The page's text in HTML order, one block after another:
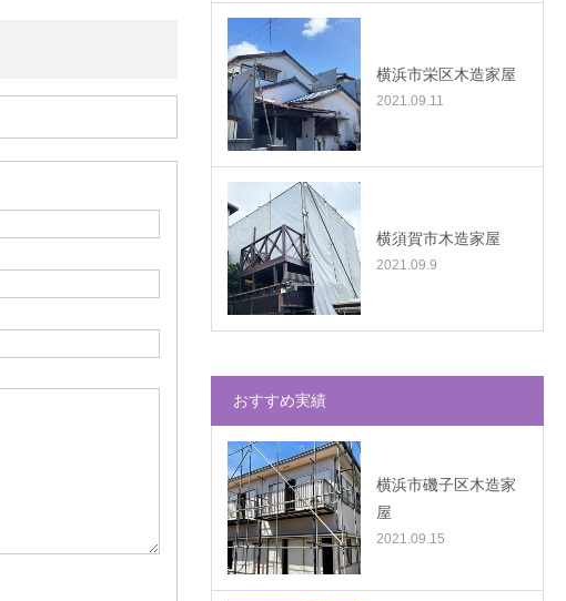
横浜市栄区木造家屋
2021.09.11
横須賀市木造家屋
2021.09.9
おすすめ実績
横浜市磯子区木造家
屋
2021.09.15